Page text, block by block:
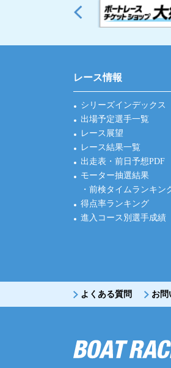
レース情報
シリーズインデックス
出場予定選手一覧
レース展望
レース結果一覧
出走表・前日予想PDF
モーター抽選結果
・前検タイムランキン
得点率ランキング
進入コース別選手成績
よくある質問 お問